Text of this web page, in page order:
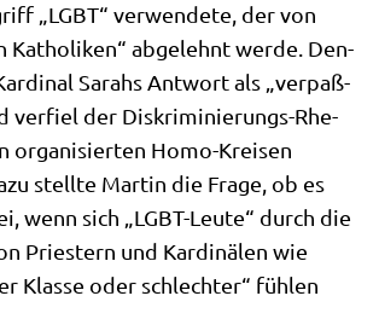
„LGBT“ ver­wen­de­te, der von
Katho­li­ken“ abge­lehnt wer­de. Den­
Sarahs Ant­wort als „ver­paß­
ver­fiel der Dis­kri­mi­nie­rungs-Rhe­
orga­ni­sier­ten Homo-Krei­sen
stell­te Mar­tin die Fra­ge, ob es
wenn sich „LGBT-Leu­te“ durch die
Prie­stern und Kar­di­nä­len wie
Klas­se oder schlech­ter“ füh­len